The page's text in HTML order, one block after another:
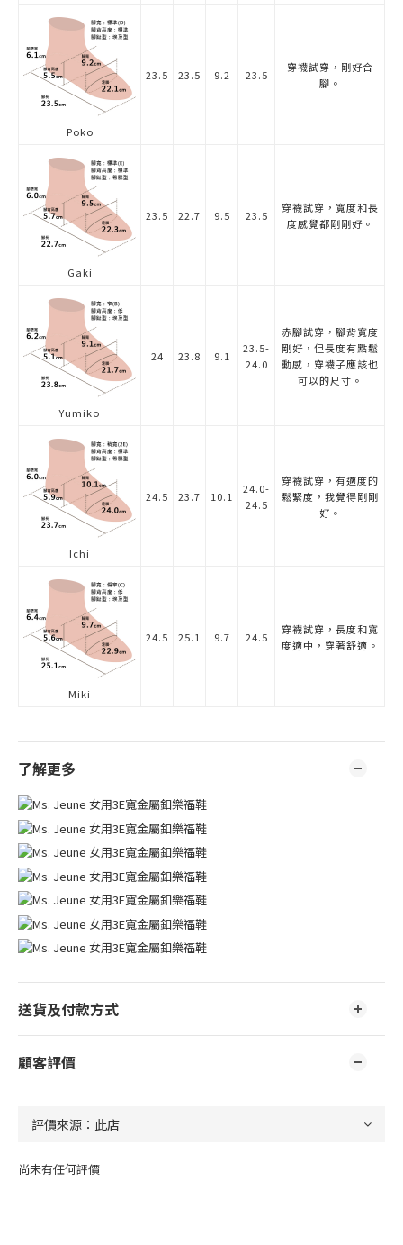
Poko
23.5 23.5 9.2 23.5
穿襪試穿，剛好合
腳。
Gaki
23.5 22.7 9.5 23.5
穿襪試穿，寬度和長
度感覺都剛剛好。
Yumiko
24 23.8 9.1
23.5-
24.0
赤腳試穿，腳背寬度
剛好，但長度有點鬆
動感，穿襪子應該也
可以的尺寸。
Ichi
24.5 23.7 10.1
24.0-
24.5
穿襪試穿，有適度的
鬆緊度，我覺得剛剛
好。
Miki
24.5 25.1 9.7 24.5
穿襪試穿，長度和寬
度適中，穿著舒適。
了解更多
送貨及付款方式
顧客評價
尚未有任何評價